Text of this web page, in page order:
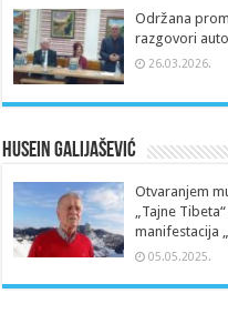
Održana
razgovori
26.03.2026.
Husein Galijašević
Otvaranjem
„Tajne
manifestacija
05.05.2025.